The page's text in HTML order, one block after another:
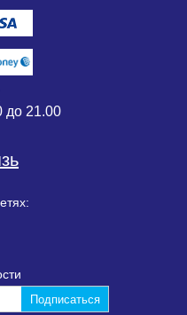
до 21.00